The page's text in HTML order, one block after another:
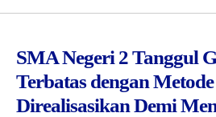
Prestasi
Saluran Resmi WA
SMA Negeri 2 Tanggul
Terbatas dengan
Direalisasikan Demi